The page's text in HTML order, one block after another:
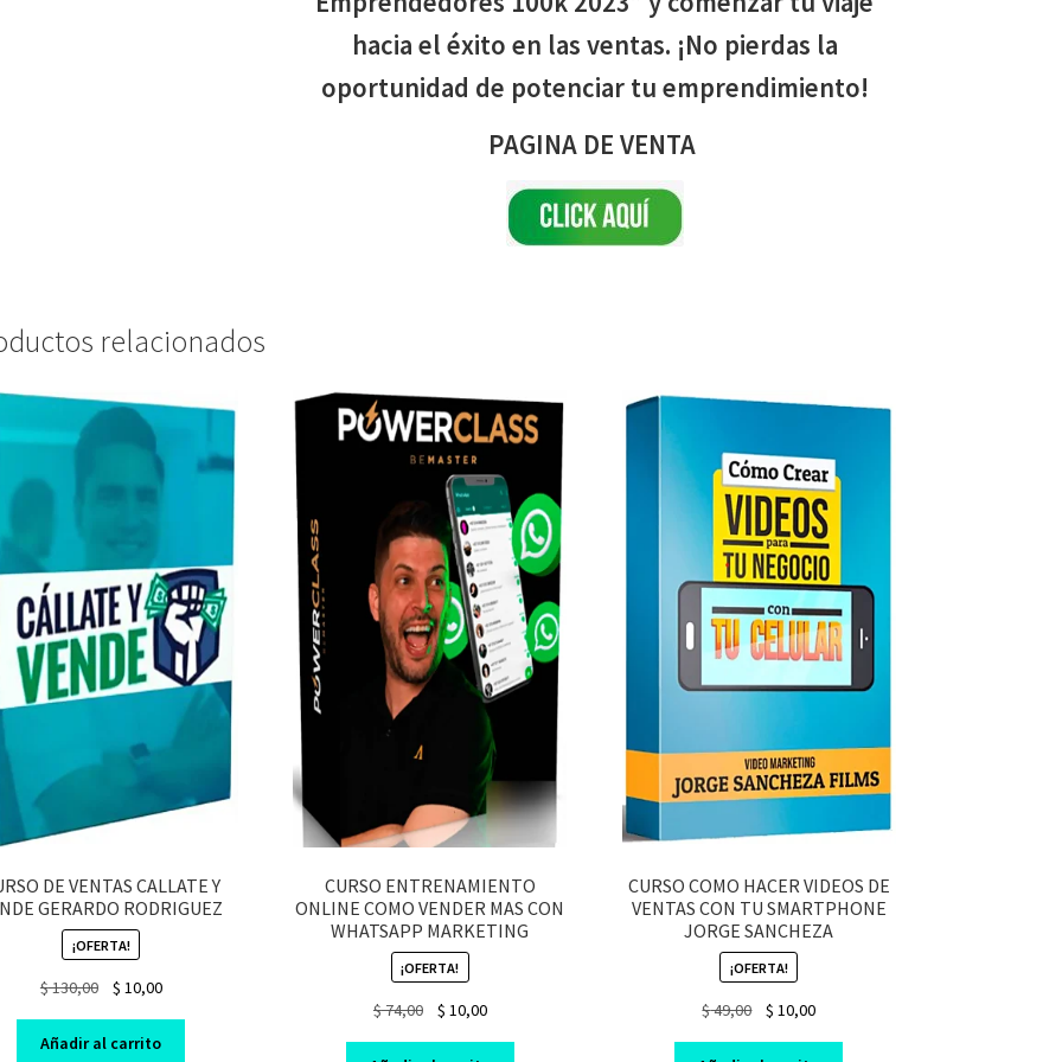
hacia el éxito en las ventas. ¡No pierdas la
oportunidad de potenciar tu emprendimiento!
PAGINA DE VENTA
relacionados
DE VENTAS CALLATE Y
GERARDO RODRIGUEZ
¡OFERTA!
$130,00
Original
was:
$ 10,00Current
is:
Añadir al carrito
CURSO ENTRENAMIENTO
ONLINE COMO VENDER MAS CON
WHATSAPP MARKETING
¡OFERTA!
$74,00
Original
$ 10,00Current
CURSO COMO HACER VIDEOS DE
VENTAS CON TU SMARTPHONE
JORGE SANCHEZA
¡OFERTA!
$49,00
Original
$ 10,00Current